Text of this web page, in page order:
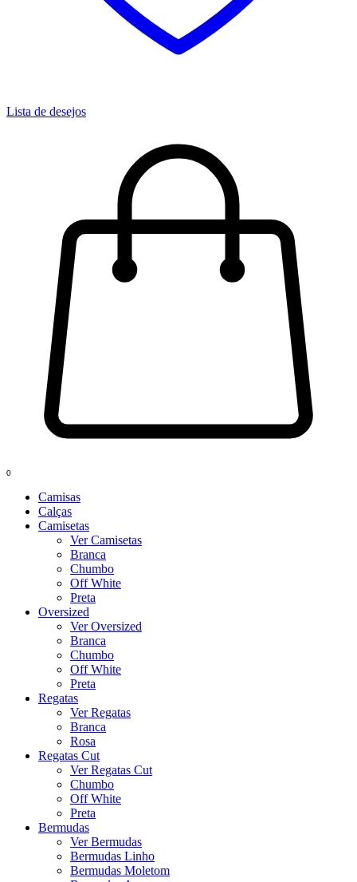
Lista de desejos
0
Camisas
Calças
Camisetas
Ver Camisetas
Branca
Chumbo
Off White
Preta
Oversized
Ver Oversized
Branca
Chumbo
Off White
Preta
Regatas
Ver Regatas
Branca
Rosa
Regatas Cut
Ver Regatas Cut
Chumbo
Off White
Preta
Bermudas
Ver Bermudas
Bermudas Linho
Bermudas Moletom